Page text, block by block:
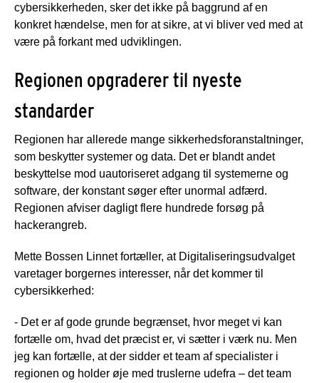
cybersikkerheden, sker det ikke på baggrund af en
konkret hændelse, men for at sikre, at vi bliver ved med at
være på forkant med udviklingen.
Regionen opgraderer til nyeste
standarder
Regionen har allerede mange sikkerhedsforanstaltninger,
som beskytter systemer og data. Det er blandt andet
beskyttelse mod uautoriseret adgang til systemerne og
software, der konstant søger efter unormal adfærd.
Regionen afviser dagligt flere hundrede forsøg på
hackerangreb.
Mette Bossen Linnet fortæller, at Digitaliseringsudvalget
varetager borgernes interesser, når det kommer til
cybersikkerhed:
- Det er af gode grunde begrænset, hvor meget vi kan
fortælle om, hvad det præcist er, vi sætter i værk nu. Men
jeg kan fortælle, at der sidder et team af specialister i
regionen og holder øje med truslerne udefra – det team